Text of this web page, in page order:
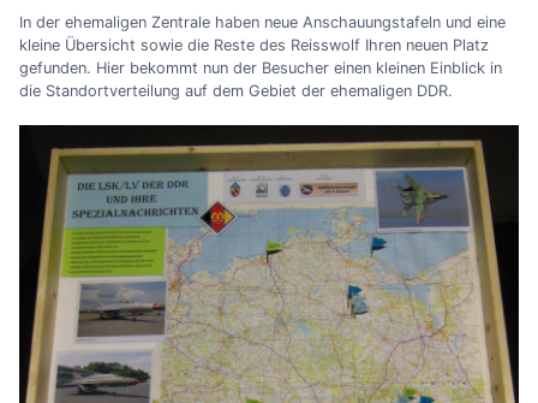
In der ehemaligen Zentrale haben neue Anschauungstafeln und eine
kleine Übersicht sowie die Reste des Reisswolf Ihren neuen Platz
gefunden. Hier bekommt nun der Besucher einen kleinen Einblick in
die Standortverteilung auf dem Gebiet der ehemaligen DDR.